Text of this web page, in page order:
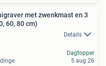
met zwenkmast en 3
60, 80 cm)
Details
Dagtopper
5 aug 26